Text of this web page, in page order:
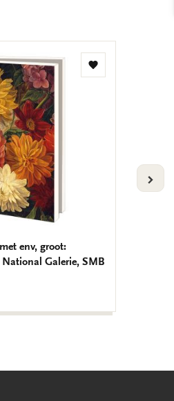
Toevoegen
env, groot:
Galerie, SMB